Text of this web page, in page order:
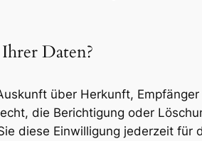
Daten?
über Herkunft,
die Berichtigung oder
diese Einwilligung jederzeit